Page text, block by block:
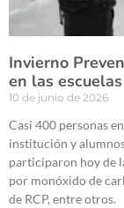
Invierno
en las escuelas
10 de junio de 2026
Casi 400 personas
institución y
participaron hoy de
por monóxido de
de RCP, entre otros.